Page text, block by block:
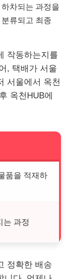
차되는 과정을
류되고 최종
작동하는지를
, 택배가 서울
서울에서 옥천
옥천HUB에
품을 적재하
는 과정
정확한 배송